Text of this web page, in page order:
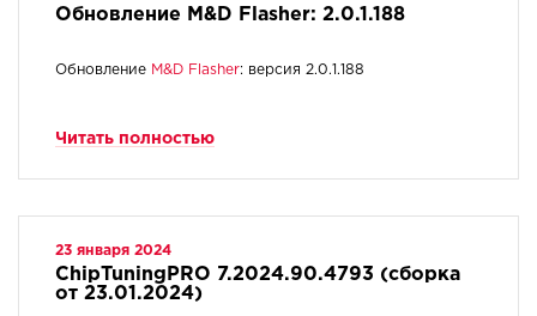
Обновление M&D Flasher: 2.0.1.188
Обновление M&D Flasher: версия 2.0.1.188
Читать полностью
23 января 2024
ChipTuningPRO 7.2024.90.4793 (сборка
от 23.01.2024)